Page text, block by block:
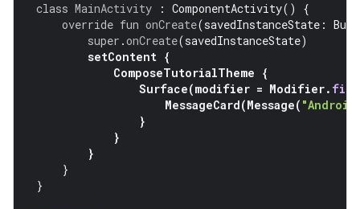
class MainActivity : ComponentActivity()
{
override fun onCreate(savedInstanceState :
super .onCreate(savedInstanceState)
setContent {
ComposeTutorialTheme {
Surface(modifier = Modifier.
MessageCard(Message(
}
}
}
}
}